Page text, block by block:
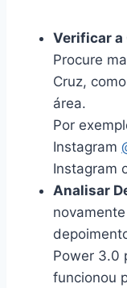
Verificar a
Procure
Cruz,
área.
Por
Instagram
Instagram
Analisar
Power 3.0
funcionou